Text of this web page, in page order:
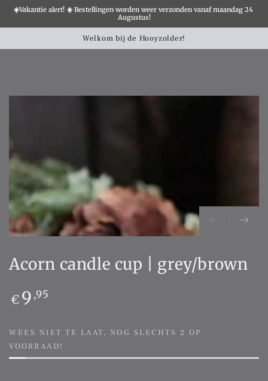
☀️Vakantie alert! ☀️ Bestellingen worden weer verzonden vanaf maandag 24
Augustus!
MISSING:
Welkom bij de Hooyzolder!
Acorn candle cup | grey/brown
Normale
prijs
€ 9 ,95
WEES NIET TE LAAT, NOG SLECHTS 2 OP
VOORRAAD!